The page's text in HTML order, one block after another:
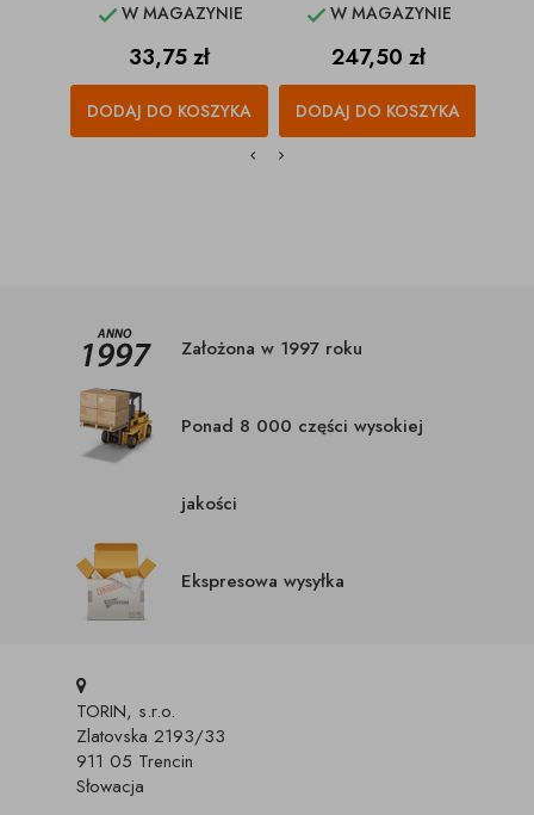
W MAGAZYNIE
Cena
33,75 zł
DODAJ DO KOSZYKA
W MAGAZYNIE
Cena
247,50 zł
DODAJ DO KOSZYKA
Założona w 1997 roku
Ponad 8 000 części wysokiej
jakości
Ekspresowa wysyłka
TORIN, s.r.o.
Zlatovska 2193/33
911 05 Trencin
Słowacja